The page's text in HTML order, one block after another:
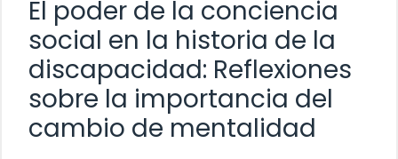
El poder de la conciencia
social en la historia de la
discapacidad: Reflexiones
sobre la importancia del
cambio de mentalidad